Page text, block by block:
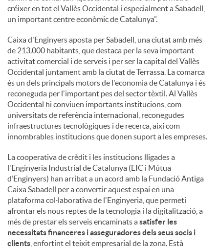
créixer en tot el Vallès Occidental i especialment a Sabadell,
un important centre econòmic de Catalunya”.
Caixa d'Enginyers aposta per Sabadell, una ciutat amb més
de 213.000 habitants, que destaca per la seva important
activitat comercial i de serveis i per ser la capital del Vallès
Occidental juntament amb la ciutat de Terrassa. La comarca
és un dels principals motors de l'economia de Catalunya i és
reconeguda per l'important pes del sector tèxtil. Al Vallès
Occidental hi conviuen importants institucions, com
universitats de referència internacional, reconegudes
infraestructures tecnològiques i de recerca, així com
innombrables institucions que donen suport a les empreses.
La cooperativa de crèdit i les institucions lligades a
l'Enginyeria Industrial de Catalunya (EIC i Mútua
d’Enginyers) han arribat a un acord amb la Fundació Antiga
Caixa Sabadell per a convertir aquest espai en una
plataforma col·laborativa de l'Enginyeria, que permeti
afrontar els nous reptes de la tecnologia i la digitalització, a
més de prestar els serveis encaminats asatisfer les
necessitats financeres i asseguradores dels seus socis i
clients , enfortint el teixit empresarial de la zona. Està